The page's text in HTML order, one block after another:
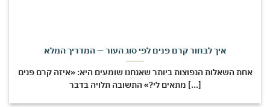
איך לבחור קרם פנים לפי סוג העור — המדריך המלא
אחת השאלות הנפוצות ביותר שאנחנו שומעים היא: «איזה קרם פנים
מתאים לי?» התשובה תלויה בדבר [...]